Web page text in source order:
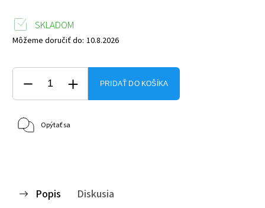
SKLADOM
Môžeme doručiť do: 10.8.2026
PRIDAŤ DO KOŠÍKA
Opýtať sa
Popis Diskusia